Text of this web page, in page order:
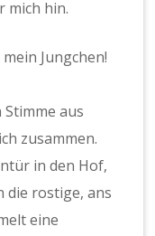
mich hin.
Jungchen!
aus
zusammen.
in den Hof,
die rostige, ans
eine